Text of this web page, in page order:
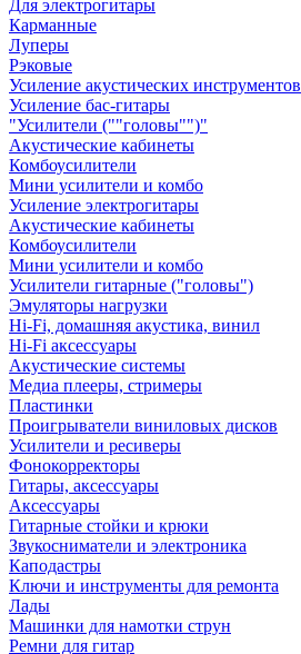
Для электрогитары
Карманные
Луперы
Рэковые
Усиление акустических инструментов
Усиление бас-гитары
"Усилители (""головы"")"
Акустические кабинеты
Комбоусилители
Мини усилители и комбо
Усиление электрогитары
Акустические кабинеты
Комбоусилители
Мини усилители и комбо
Усилители гитарные ("головы")
Эмуляторы нагрузки
Hi-Fi, домашняя акустика, винил
Hi-Fi аксессуары
Акустические системы
Медиа плееры, стримеры
Пластинки
Проигрыватели виниловых дисков
Усилители и ресиверы
Фонокорректоры
Гитары, аксессуары
Аксессуары
Гитарные стойки и крюки
Звукосниматели и электроника
Каподастры
Ключи и инструменты для ремонта
Лады
Машинки для намотки струн
Ремни для гитар